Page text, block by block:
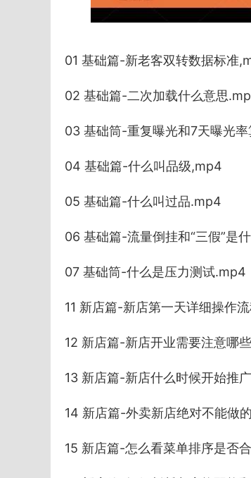
01 基础篇-新老客双转数据标准
02 基础篇-二次加载什么意思
03 基础筒-重复曝光和7天曝光
04 基础篇-什么叫品级,mp4
05 基础篇-什么叫过品.mp4
06 基础篇-流量倒挂和“三假”是
07 基础筒-什么是压力测试.mp4
11 新店篇-新店第一天详细操作
12 新店篇-新店开业需要注意哪
13 新店篇-新店什么时候开始推
14 新店篇-外卖新店绝对不能做
15 新店篇-怎么看菜单排序是否